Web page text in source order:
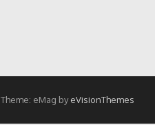
Theme: eMag byeVisionThemes